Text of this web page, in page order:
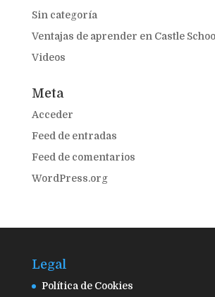
Sin categoría
Ventajas de aprender en Castle
Videos
Meta
Acceder
Feed de entradas
Feed de comentarios
WordPress.org
Legal
Política de Cookies